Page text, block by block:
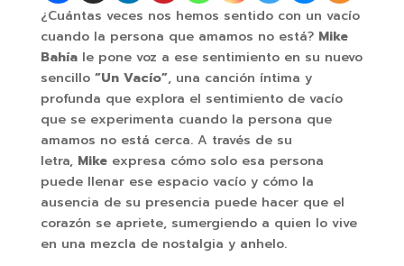
¿Cuántas veces nos hemos sentido con un vacío
cuando la persona que amamos no está? Mike
Bahíale pone voz a ese sentimiento en su nuevo
sencillo “Un Vacío”, una canción íntima y
profunda que explora el sentimiento de vacío
que se experimenta cuando la persona que
amamos no está cerca. A través de su
letra, Mikeexpresa cómo solo esa persona
puede llenar ese espacio vacío y cómo la
ausencia de su presencia puede hacer que el
corazón se apriete, sumergiendo a quien lo vive
en una mezcla de nostalgia y anhelo.